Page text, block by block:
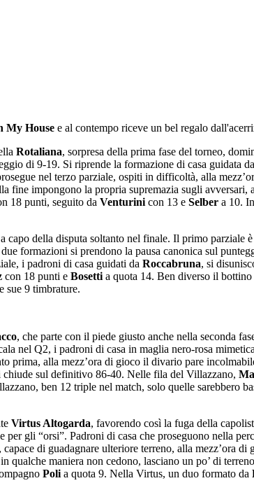
My House e al contempo riceve un bel regalo
Rotaliana, sorpresa della prima fase del torneo,
di 9-19. Si riprende la formazione di casa guidata
nel terzo parziale, ospiti in difficoltà, alla
impongono la propria supremazia sugli avversari,
18 punti, seguito da Venturini con 13 e Selber a 10.
capo della disputa soltanto nel finale. Il primo
formazioni si prendono la pausa canonica sul
i padroni di casa guidati da Roccabruna, si
con 18 punti e Bosetti a quota 14. Ben diverso il bottino
sue 9 timbrature.
, che parte con il piede giusto anche nella seconda
nel Q2, i padroni di casa in maglia nero-rosa
prima, alla mezz’ora di gioco il divario pare
chiude sul definitivo 86-40. Nelle fila del Villazzano,
ben 12 triple nel match, solo quelle sarebbero
Virtus Altogarda, favorendo così la fuga della
per gli “orsi”. Padroni di casa che proseguono nella
di guadagnare ulteriore terreno, alla mezz’ora
maniera non cedono, lasciano un po’ di
Poli a quota 9. Nella Virtus, un duo formato da